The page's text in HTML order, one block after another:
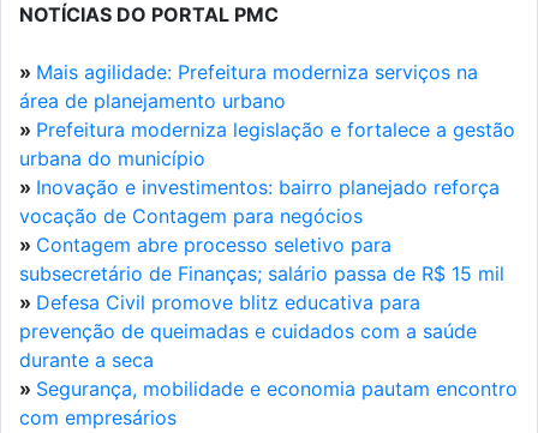
NOTÍCIAS DO PORTAL PMC
» Mais agilidade: Prefeitura moderniza serviços na
área de planejamento urbano
» Prefeitura moderniza legislação e fortalece a gestão
urbana do município
» Inovação e investimentos: bairro planejado reforça
vocação de Contagem para negócios
» Contagem abre processo seletivo para
subsecretário de Finanças; salário passa de R$ 15 mil
» Defesa Civil promove blitz educativa para
prevenção de queimadas e cuidados com a saúde
durante a seca
» Segurança, mobilidade e economia pautam encontro
com empresários